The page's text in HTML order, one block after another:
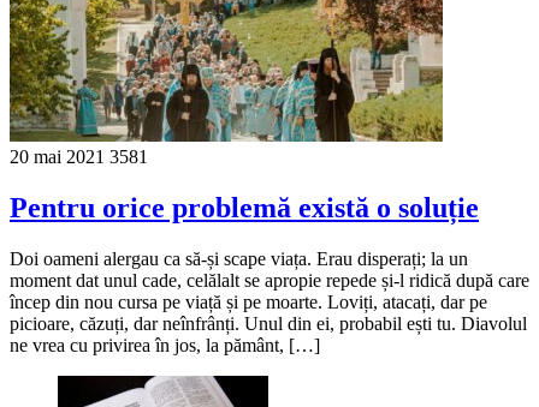
20 mai 2021 3581
Pentru orice problemă există o soluție
Doi oameni alergau ca să-și scape viața. Erau disperați; la un
moment dat unul cade, celălalt se apropie repede și-l ridică după care
încep din nou cursa pe viață și pe moarte. Loviți, atacați, dar pe
picioare, căzuți, dar neînfrânți. Unul din ei, probabil ești tu. Diavolul
ne vrea cu privirea în jos, la pământ, […]